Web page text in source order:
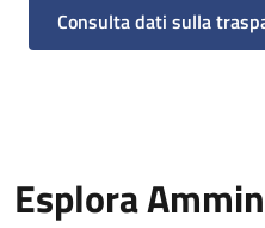
Consulta dati sulla
Esplora